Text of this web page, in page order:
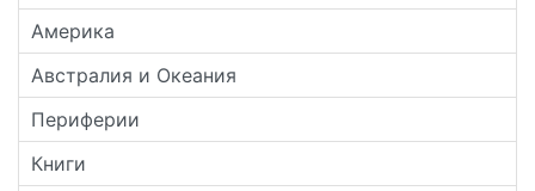
Америка
Австралия и Океания
Периферии
Книги